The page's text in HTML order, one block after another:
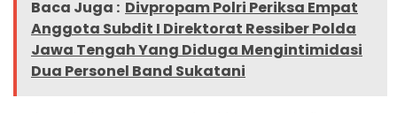
Baca Juga : Divpropam Polri Periksa Empat
Anggota Subdit I Direktorat Ressiber Polda
Jawa Tengah Yang Diduga Mengintimidasi
Dua Personel Band Sukatani